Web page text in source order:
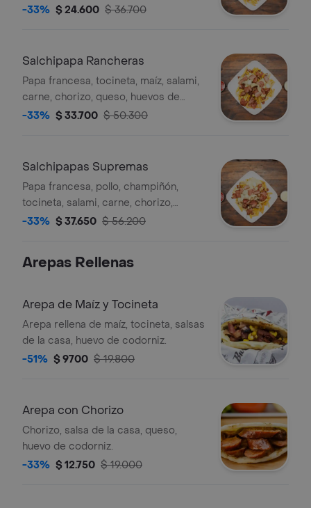
de codorniz, salsa rosada, tártara.
-33% $ 24.600 $ 36.700
Salchipapa Rancheras
Papa francesa, tocineta, maíz, salami,
carne, chorizo, queso, huevos de
codorniz, salsa rosada, tártara.
-33% $ 33.700 $ 50.300
Salchipapas Supremas
Papa francesa, pollo, champiñón,
tocineta, salami, carne, chorizo,
queso, huevos de codorniz, salsa
-33% $ 37.650 $ 56.200
Arepas Rellenas
Arepa de Maíz y Tocineta
Arepa rellena de maíz, tocineta, salsas
de la casa, huevo de codorniz.
-51% $ 9700 $ 19.800
Arepa con Chorizo
Chorizo, salsa de la casa, queso,
huevo de codorniz.
-33% $ 12.750 $ 19.000